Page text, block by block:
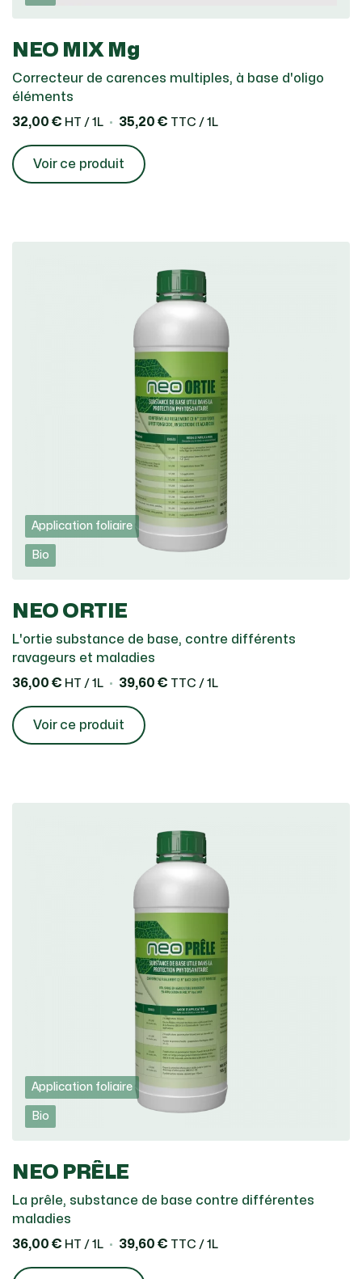
NEO MIX Mg
Correcteur de carences multiples, à base d'oligo
éléments
32,00 € HT / 1L 35,20 € TTC / 1L
Voir ce produit
Application foliaire
Bio
NEO ORTIE
L'ortie substance de base, contre différents
ravageurs et maladies
36,00 € HT / 1L 39,60 € TTC / 1L
Voir ce produit
Application foliaire
Bio
NEO PRÊLE
La prêle, substance de base contre différentes
maladies
36,00 € HT / 1L 39,60 € TTC / 1L